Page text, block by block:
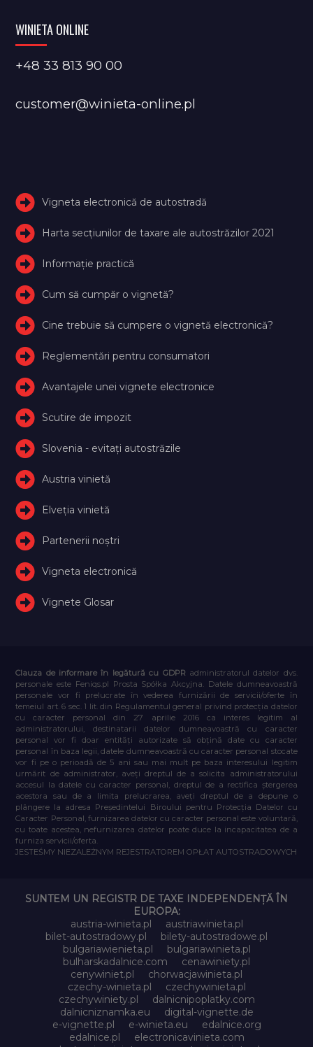
WINIETA ONLINE
+48 33 813 90 00
customer@winieta-online.pl
Vigneta electronică de autostradă
Harta secțiunilor de taxare ale autostrăzilor 2021
Informație practică
Cum să cumpăr o vignetă?
Cine trebuie să cumpere o vignetă electronică?
Reglementări pentru consumatori
Avantajele unei vignete electronice
Scutire de impozit
Slovenia - evitați autostrăzile
Austria vinietă
Elveţia vinietă
Partenerii noștri
Vigneta electronică
Vignete Glosar
Clauza de informare în legătură cu GDPR administratorul datelor dvs.
personale este Feniqs.pl Prosta Spółka Akcyjna. Datele dumneavoastră
personale vor fi prelucrate în vederea furnizării de servicii/oferte în
temeiul art. 6 sec. 1 lit. din Regulamentul general privind protecția datelor
cu caracter personal din 27 aprilie 2016 ca interes legitim al
administratorului, destinatarii datelor dumneavoastră cu caracter
personal vor fi doar entități autorizate să obțină date cu caracter
personal în baza legii, datele dumneavoastră cu caracter personal stocate
vor fi pe o perioadă de 5 ani sau mai mult pe baza interesului legitim
urmărit de administrator, aveți dreptul de a solicita administratorului
accesul la datele cu caracter personal, dreptul de a rectifica ștergerea
acestora sau de a limita prelucrarea, aveți dreptul de a depune o
plângere la adresa Președintelui Biroului pentru Protecția Datelor cu
Caracter Personal, furnizarea datelor cu caracter personal este voluntară,
cu toate acestea, nefurnizarea datelor poate duce la incapacitatea de a
furniza servicii/oferta.
JESTEŚMY NIEZALEŻNYM REJESTRATOREM OPŁAT AUTOSTRADOWYCH
SUNTEM UN REGISTR DE TAXE INDEPENDENȚĂ ÎN
EUROPA:
austria-winieta.pl
austriawinieta.pl
bilet-autostradowy.pl
bilety-autostradowe.pl
bulgariawienieta.pl
bulgariawinieta.pl
bulharskadalnice.com
cenawiniety.pl
cenywiniet.pl
chorwacjawinieta.pl
czechy-winieta.pl
czechywinieta.pl
czechywiniety.pl
dalnicnipoplatky.com
dalnicniznamka.eu
digital-vignette.de
e-vignette.pl
e-winieta.eu
edalnice.org
edalnice.pl
electronicavinieta.com